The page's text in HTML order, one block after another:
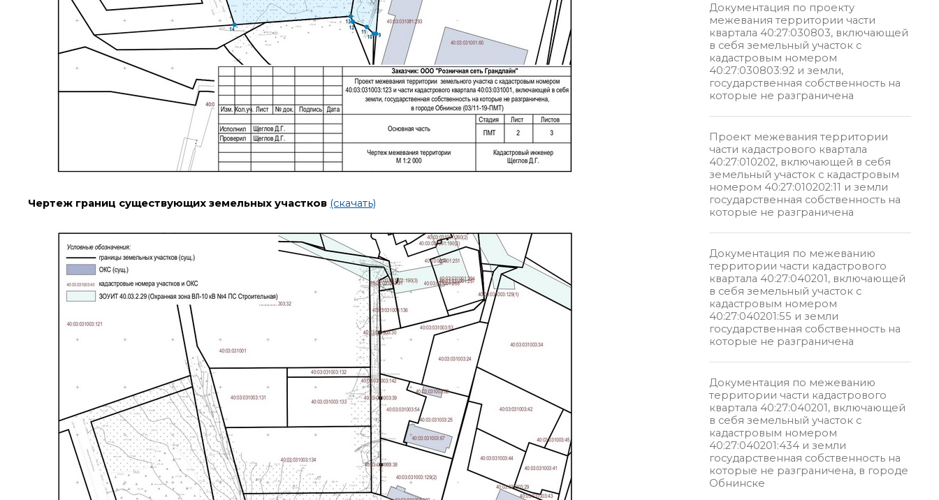
Чертеж границ существующих земельных участков (скачать)
Документация по проекту
межевания территории части
квартала 40:27:030803, включающей
в себя земельный участок с
кадастровым номером
40:27:030803:92 и земли,
государственная собственность на
которые не разграничена
Проект межевания территории
части кадастрового квартала
40:27:010202, включающей в себя
земельный участок с кадастровым
номером 40:27:010202:11 и земли
государственная собственность на
которые не разграничена
Документация по межеванию
территории части кадастрового
квартала 40:27:040201, включающей
в себя земельный участок с
кадастровым номером
40:27:040201:55 и земли
государственная собственность на
которые не разграничена
Документация по межеванию
территории части кадастрового
квартала 40:27:040201, включающей
в себя земельный участок с
кадастровым номером
40:27:040201:434 и земли
государственная собственность на
которые не разграничена, в городе
Обнинске